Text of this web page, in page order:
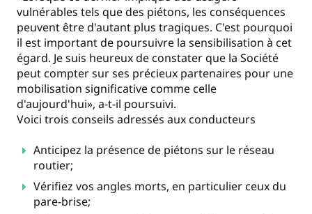
vulnérables tels que des piétons, les conséquences
peuvent être d'autant plus tragiques. C'est pourquoi
il est important de poursuivre la sensibilisation à cet
égard. Je suis heureux de constater que la Société
peut compter sur ses précieux partenaires pour une
mobilisation significative comme celle
d'aujourd'hui», a-t-il poursuivi.
Voici trois conseils adressés aux conducteurs
Anticipez la présence de piétons sur le réseau
routier;
Vérifiez vos angles morts, en particulier ceux du
pare-brise;